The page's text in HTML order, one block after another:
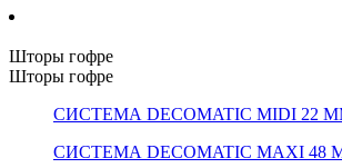
Шторы гофре
Шторы гофре
СИСТЕМА DECOMATIC MIDI 22
СИСТЕМА DECOMATIC MAXI 48